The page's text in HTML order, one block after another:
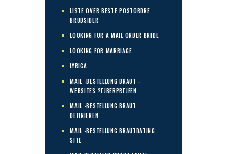
LISTE OVER BESTE POSTORDRE
BRUDSIDER
LOOKING FOR A MAIL ORDER BRIDE
LOOKING FOR MARRIAGE
LYRICA
MAIL -BESTELLUNG BRAUT -
WEBSITES ?ГЈBERPRГЈFEN
MAIL -BESTELLUNG BRAUT
DEFINIEREN
MAIL -BESTELLUNG BRAUTDATING
SITE